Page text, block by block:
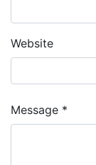
Website
Message *